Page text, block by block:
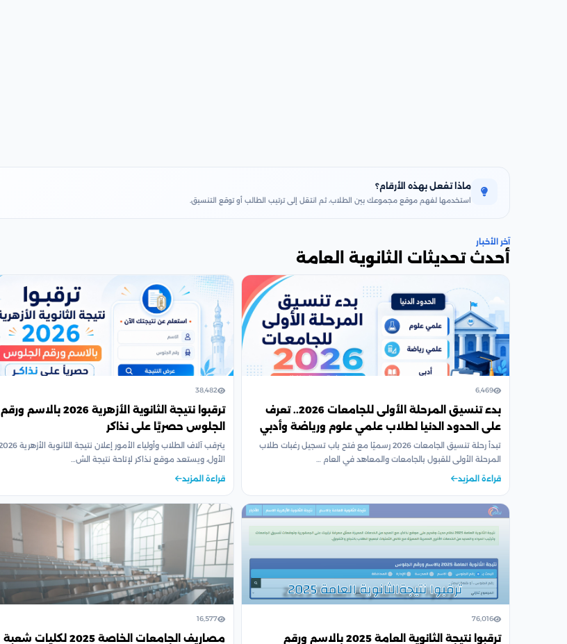
ماذا تفعل بهذه الأرقام؟
استخدمها لفهم موقع مجموعك بين الطلاب، ثم انتقل إلى ترتيب الطالب أو توقع التنسيق.
آخر الأخبار
أحدث تحديثات الثانوية العامة
6,469
بدء تنسيق المرحلة الأولى للجامعات 2026.. تعرف
على الحدود الدنيا لطلاب علمي علوم ورياضة وأدبي
تبدأ رحلة تنسيق الجامعات 2026 رسميًا مع فتح باب تسجيل رغبات طلاب
المرحلة الأولى للقبول بالجامعات والمعاهد في العام …
قراءة المزيد
38,482
ترقبوا نتيجة الثانوية الأزهرية 2026 بالاسم ورقم
الجلوس حصريًا على نذاكر
الأول، ويستعد موقع نذاكر لإتاحة نتيجة الش…
قراءة المزيد
76,016
ترقبوا نتيجة الثانوية العامة 2025 بالاسم ورقم
16,577
مصاريف الجامعات الخاصة 2025 لكليات شعبة